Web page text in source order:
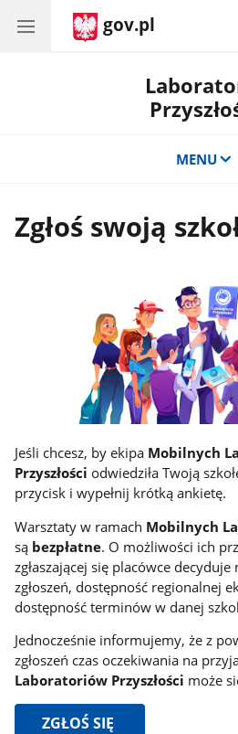
gov.pl
MENU
Zgłoś swoją
Jeśli chcesz, by ekipa Mobilnych
Przyszłości odwiedziła Twoją
przycisk i wypełnij krótką ankietę.
Warsztaty w ramach Mobilnych
są bezpłatne. O możliwości ich
zgłaszającej się placówce
zgłoszeń, dostępność regionalnej
dostępność terminów w danej
Jednocześnie informujemy, że z
zgłoszeń czas oczekiwania na
Laboratoriów Przyszłości może
ZGŁOŚ SIĘ